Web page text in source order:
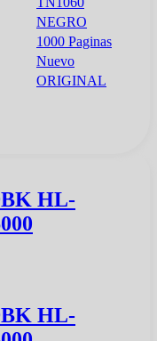
NEGRO
1000 Paginas
Nuevo
ORIGINAL
HL-
HL-